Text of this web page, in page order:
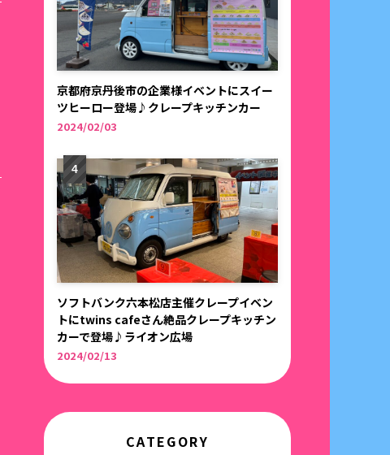
京都府京丹後市の企業様イベントにスイー
ツヒーロー登場♪クレープキッチンカー
2024/02/03
ソフトバンク六本松店主催クレープイベン
トにtwins cafeさん絶品クレープキッチン
カーで登場♪ライオン広場
2024/02/13
CATEGORY